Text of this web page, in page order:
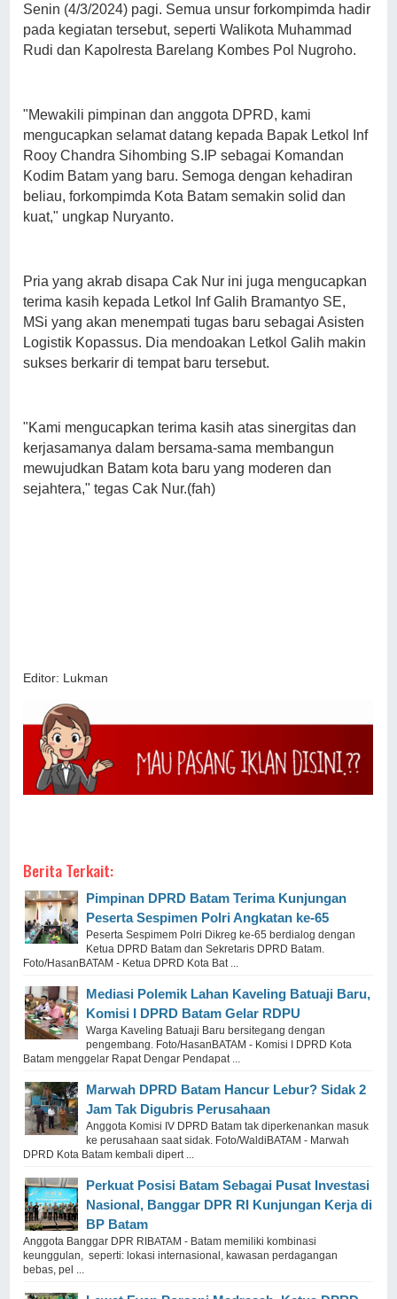
Senin (4/3/2024) pagi. Semua unsur forkompimda hadir
pada kegiatan tersebut, seperti Walikota Muhammad
Rudi dan Kapolresta Barelang Kombes Pol Nugroho.
"Mewakili pimpinan dan anggota DPRD, kami
mengucapkan selamat datang kepada Bapak Letkol Inf
Rooy Chandra Sihombing S.IP sebagai Komandan
Kodim Batam yang baru. Semoga dengan kehadiran
beliau, forkompimda Kota Batam semakin solid dan
kuat," ungkap Nuryanto.
Pria yang akrab disapa Cak Nur ini juga mengucapkan
terima kasih kepada Letkol Inf Galih Bramantyo SE,
MSi yang akan menempati tugas baru sebagai Asisten
Logistik Kopassus. Dia mendoakan Letkol Galih makin
sukses berkarir di tempat baru tersebut.
"Kami mengucapkan terima kasih atas sinergitas dan
kerjasamanya dalam bersama-sama membangun
mewujudkan Batam kota baru yang moderen dan
sejahtera," tegas Cak Nur.(fah)
Editor: Lukman
Berita Terkait:
Pimpinan DPRD Batam Terima Kunjungan
Peserta Sespimen Polri Angkatan ke-65
Peserta Sespimem Polri Dikreg ke-65 berdialog dengan
Ketua DPRD Batam dan Sekretaris DPRD Batam.
Foto/HasanBATAM - Ketua DPRD Kota Bat ...
Mediasi Polemik Lahan Kaveling Batuaji Baru,
Komisi I DPRD Batam Gelar RDPU
Warga Kaveling Batuaji Baru bersitegang dengan
pengembang. Foto/HasanBATAM - Komisi I DPRD Kota
Batam menggelar Rapat Dengar Pendapat ...
Marwah DPRD Batam Hancur Lebur? Sidak 2
Jam Tak Digubris Perusahaan
Anggota Komisi IV DPRD Batam tak diperkenankan masuk
ke perusahaan saat sidak. Foto/WaldiBATAM - Marwah
DPRD Kota Batam kembali dipert ...
Perkuat Posisi Batam Sebagai Pusat Investasi
Nasional, Banggar DPR RI Kunjungan Kerja di
BP Batam
Anggota Banggar DPR RIBATAM - Batam memiliki kombinasi
keunggulan, seperti: lokasi internasional, kawasan perdagangan
bebas, pel ...